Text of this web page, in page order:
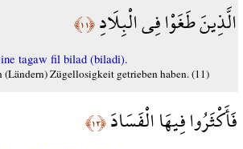
الَّذِينَ طَغَوْا فِي الْبِلَادِ﴿١١﴾
tagaw fil bilad (biladi).
(Ländern) Zügellosigkeit getrieben haben. (11)
فَأَكْثَرُوا فِيهَا الْفَسَادَ﴿١٢﴾